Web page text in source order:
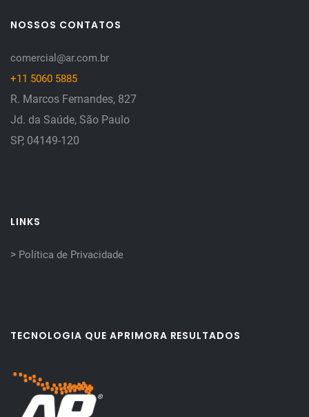
NOSSOS CONTATOS
comercial@ar.com.br
+11 5060 5885
R. Marcos Fernandes, 827
Jd. da Saúde, São Paulo
SP, 04149-120
LINKS
> Política de Privacidade
TECNOLOGIA QUE APRIMORA RESULTADOS